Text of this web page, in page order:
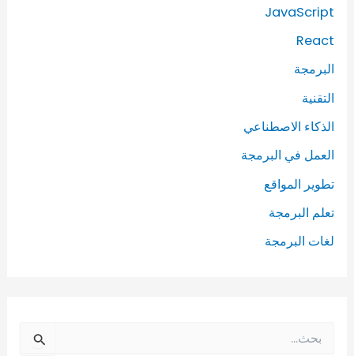
JavaScript
React
البرمجة
التقنية
الذكاء الاصطناعي
العمل في البرمجة
تطوير المواقع
تعلم البرمجة
لغات البرمجة